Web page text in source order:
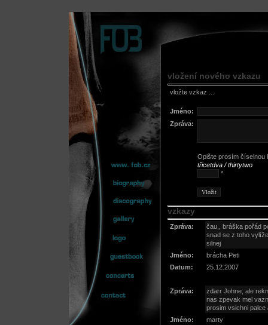
vložení nového vzkazu
vložte vzkaz ...
Jméno:
Zpráva:
Opište prosím číselnou
třicetdva / thirtytwo
*
vzkazy
Zpráva:
čau,, bráška pořád
snad se z toho
silnej
Jméno:
brácha Peti
Datum:
25.12.2007
Zpráva:
zdarr Johne, ale
nas zpevak mel
prosim vsichni
Jméno:
marty